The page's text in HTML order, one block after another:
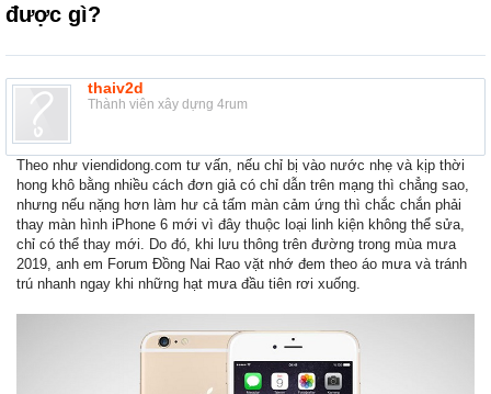
được gì?
thaiv2d
Thành viên xây dựng 4rum
Theo như viendidong.com tư vấn, nếu chỉ bị vào nước nhẹ và kịp thời
hong khô bằng nhiều cách đơn giả có chỉ dẫn trên mạng thì chẳng sao,
nhưng nếu nặng hơn làm hư cả tấm màn cảm ứng thì chắc chắn phải
thay màn hình iPhone 6 mới vì đây thuộc loại linh kiện không thể sửa,
chỉ có thể thay mới. Do đó, khi lưu thông trên đường trong mùa mưa
2019, anh em Forum Đồng Nai Rao vặt nhớ đem theo áo mưa và tránh
trú nhanh ngay khi những hạt mưa đầu tiên rơi xuống.